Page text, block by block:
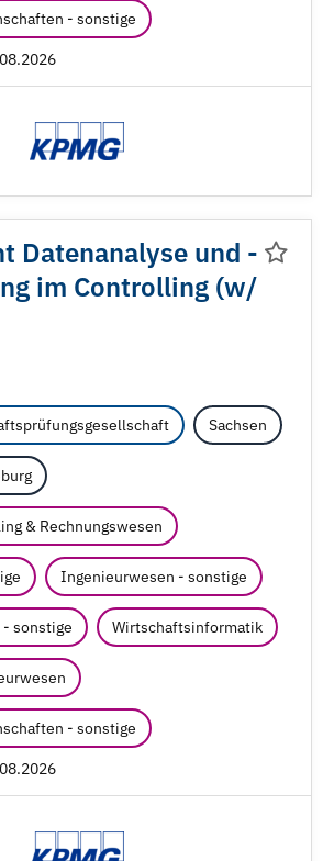
- sonstige
Datenanalyse und -
im Controlling (w/
Sachsen
& Rechnungswesen
Ingenieurwesen - sonstige
sonstige Wirtschaftsinformatik
- sonstige